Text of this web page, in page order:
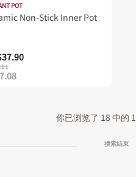
POT
Non-Stick Inner Pot
你已浏览了 18 中的
搜索结束